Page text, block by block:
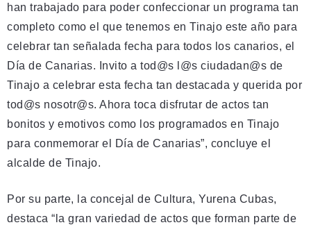
han trabajado para poder confeccionar un programa tan
completo como el que tenemos en Tinajo este año para
celebrar tan señalada fecha para todos los canarios, el
Día de Canarias. Invito a tod@s l@s ciudadan@s de
Tinajo a celebrar esta fecha tan destacada y querida por
tod@s nosotr@s. Ahora toca disfrutar de actos tan
bonitos y emotivos como los programados en Tinajo
para conmemorar el Día de Canarias”, concluye el
alcalde de Tinajo.
Por su parte, la concejal de Cultura, Yurena Cubas,
destaca “la gran variedad de actos que forman parte de